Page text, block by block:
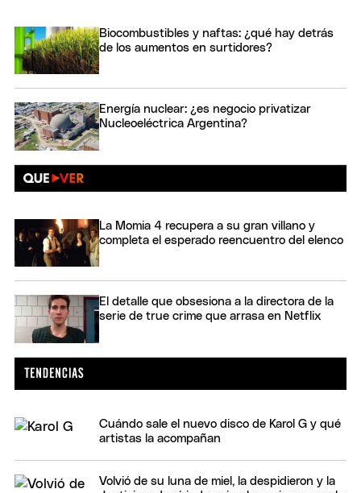
Biocombustibles y naftas: ¿qué hay detrás
de los aumentos en surtidores?
Energía nuclear: ¿es negocio privatizar
Nucleoeléctrica Argentina?
La Momia 4 recupera a su gran villano y
completa el esperado reencuentro del elenco
El detalle que obsesiona a la directora de la
serie de true crime que arrasa en Netflix
Cuándo sale el nuevo disco de Karol G y qué
artistas la acompañan
Volvió de su luna de miel, la despidieron y la